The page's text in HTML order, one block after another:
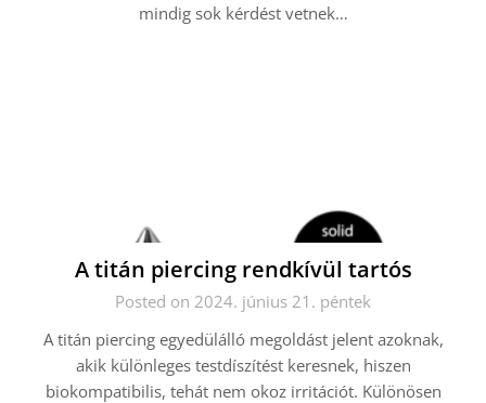
mindig sok kérdést vetnek…
A titán piercing rendkívül tartós
Posted on 2024. június 21. péntek
A titán piercing egyedülálló megoldást jelent azoknak,
akik különleges testdíszítést keresnek, hiszen
biokompatibilis, tehát nem okoz irritációt. Különösen